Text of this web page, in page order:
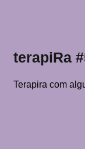
terapiRa
Terapira com